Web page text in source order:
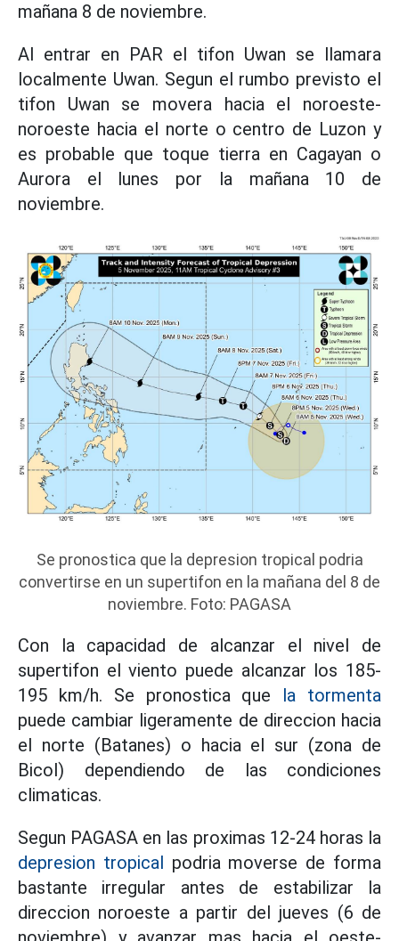
mañana 8 de noviembre.
Al entrar en PAR el tifon Uwan se llamara
localmente Uwan. Segun el rumbo previsto el
tifon Uwan se movera hacia el noroeste-
noroeste hacia el norte o centro de Luzon y
es probable que toque tierra en Cagayan o
Aurora el lunes por la mañana 10 de
noviembre.
Se pronostica que la depresion tropical podria
convertirse en un supertifon en la mañana del 8 de
noviembre. Foto: PAGASA
Con la capacidad de alcanzar el nivel de
supertifon el viento puede alcanzar los 185-
195 km/h. Se pronostica que la tormenta
puede cambiar ligeramente de direccion hacia
el norte (Batanes) o hacia el sur (zona de
Bicol) dependiendo de las condiciones
climaticas.
Segun PAGASA en las proximas 12-24 horas la
depresion tropical podria moverse de forma
bastante irregular antes de estabilizar la
direccion noroeste a partir del jueves (6 de